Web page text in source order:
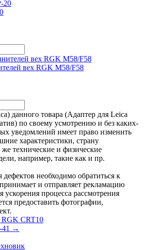
вех RGK M58/F58
данного товара (Адаптер для Leica
по своему усмотрению и без каких-
уведомлений имеет право изменить
характеристики, страну
же технические и физические
например, такие как и пр.
необходимо обратиться к
и отправляет рекламацию
процесса рассмотрения
предоставить фотографии,
RGK CRT10
41 →